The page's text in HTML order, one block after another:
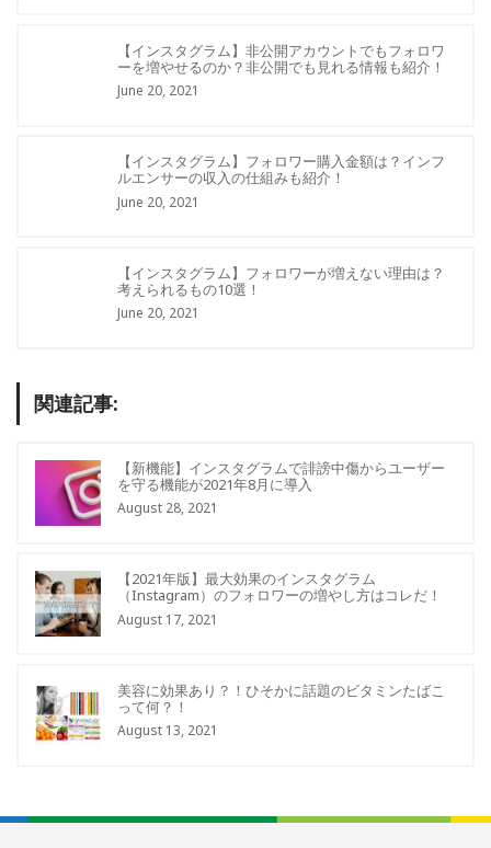
【インスタグラム】非公開アカウントでもフォロワ
ーを増やせるのか？非公開でも見れる情報も紹介！
June 20, 2021
【インスタグラム】フォロワー購入金額は？インフ
ルエンサーの収入の仕組みも紹介！
June 20, 2021
【インスタグラム】フォロワーが増えない理由は？
考えられるもの10選！
June 20, 2021
関連記事:
【新機能】インスタグラムで誹謗中傷からユーザー
を守る機能が2021年8月に導入
August 28, 2021
【2021年版】最大効果のインスタグラム
（Instagram）のフォロワーの増やし方はコレだ！
August 17, 2021
美容に効果あり？！ひそかに話題のビタミンたばこ
って何？！
August 13, 2021